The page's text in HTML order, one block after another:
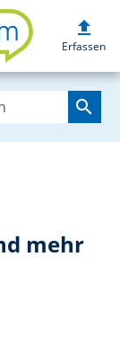
upload
Erfassen
search
mehr